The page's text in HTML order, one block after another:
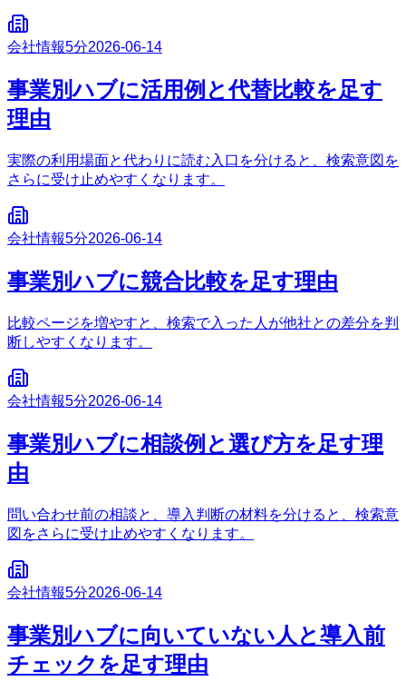
会社情報5分2026-06-14
事業別ハブに活用例と代替比較を足す
理由
実際の利用場面と代わりに読む入口を分けると、検索意図を
さらに受け止めやすくなります。
会社情報5分2026-06-14
事業別ハブに競合比較を足す理由
比較ページを増やすと、検索で入った人が他社との差分を判
断しやすくなります。
会社情報5分2026-06-14
事業別ハブに相談例と選び方を足す理
由
問い合わせ前の相談と、導入判断の材料を分けると、検索意
図をさらに受け止めやすくなります。
会社情報5分2026-06-14
事業別ハブに向いていない人と導入前
チェックを足す理由